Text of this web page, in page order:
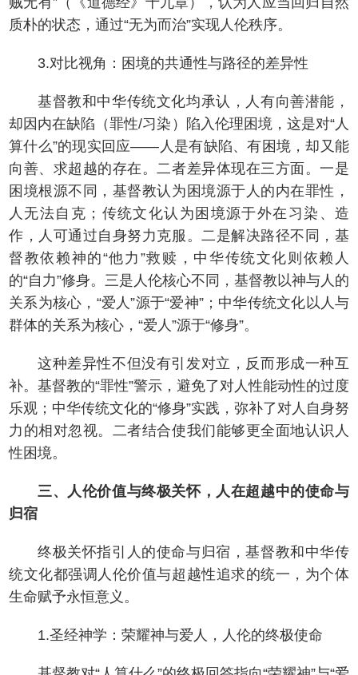
质朴的状态，通过“无为而治”实现人伦秩序。
3.对比视角：困境的共通性与路径的差异性
基督教和中华传统文化均承认，人有向善潜能，
却因内在缺陷（罪性/习染）陷入伦理困境，这是对“人
算什么”的现实回应——人是有缺陷、有困境，却又能
向善、求超越的存在。二者差异体现在三方面。一是
困境根源不同，基督教认为困境源于人的内在罪性，
人无法自克；传统文化认为困境源于外在习染、造
作，人可通过自身努力克服。二是解决路径不同，基
督教依赖神的“他力”救赎，中华传统文化则依赖人
的“自力”修身。三是人伦核心不同，基督教以神与人的
关系为核心，“爱人”源于“爱神”；中华传统文化以人与
群体的关系为核心，“爱人”源于“修身”。
这种差异性不但没有引发对立，反而形成一种互
补。基督教的“罪性”警示，避免了对人性能动性的过度
乐观；中华传统文化的“修身”实践，弥补了对人自身努
力的相对忽视。二者结合使我们能够更全面地认识人
性困境。
三、人伦价值与终极关怀，人在超越中的使命与
归宿
终极关怀指引人的使命与归宿，基督教和中华传
统文化都强调人伦价值与超越性追求的统一，为个体
生命赋予永恒意义。
1.圣经神学：荣耀神与爱人，人伦的终极使命